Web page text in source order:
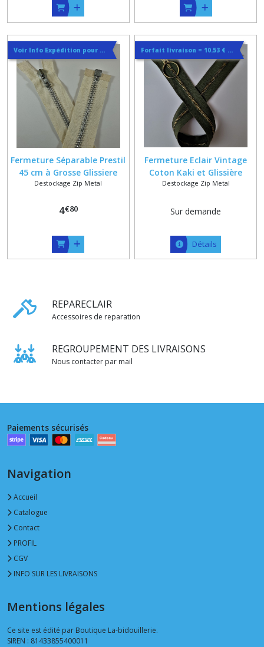
Voir Info Expédition pour Régler les Frais de Port au Meilleur Prix , En haut d'ecran à Droite
Fermeture Séparable Prestil
45 cm à Grosse Glissiere
Argent sur Ruban Coton
Destockage Zip Metal
4€80
Forfait livraison = 10.53 € lettre suivie ou 14.44€ en colissimo quelque soit la quantité
Fermeture Eclair Vintage
Coton Kaki et Glissière
Laiton Antique 6 mm ,
44 cm
Destockage Zip Metal
Sur demande
Détails
REPARECLAIR
Accessoires de reparation
REGROUPEMENT DES LIVRAISONS
Nous contacter par mail
Paiements sécurisés
Navigation
Accueil
Catalogue
Contact
PROFIL
CGV
INFO SUR LES LIVRAISONS
Mentions légales
Ce site est édité par Boutique La-bidouillerie.
SIREN : 81433855400011